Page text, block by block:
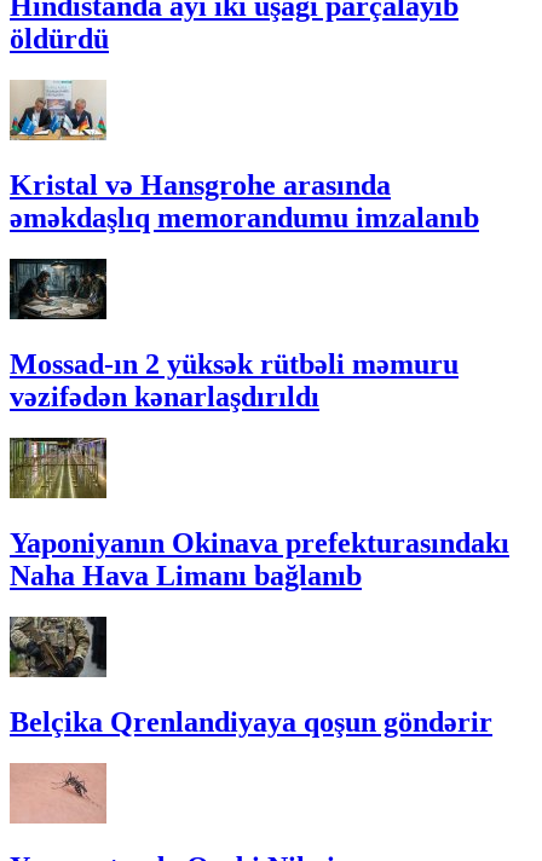
Hindistanda ayı iki uşağı parçalayıb
öldürdü
Kristal və Hansgrohe arasında
əməkdaşlıq memorandumu imzalanıb
Mossad-ın 2 yüksək rütbəli məmuru
vəzifədən kənarlaşdırıldı
Yaponiyanın Okinava prefekturasındakı
Naha Hava Limanı bağlanıb
Belçika Qrenlandiyaya qoşun göndərir